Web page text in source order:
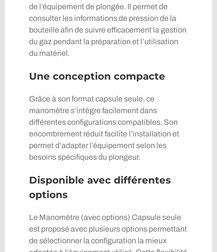
de l’équipement de plongée. Il permet de
consulter les informations de pression de la
bouteille afin de suivre efficacement la gestion
du gaz pendant la préparation et l’utilisation
du matériel.
Une conception compacte
Grâce à son format capsule seule, ce
manomètre s’intègre facilement dans
différentes configurations compatibles. Son
encombrement réduit facilite l’installation et
permet d’adapter l’équipement selon les
besoins spécifiques du plongeur.
Disponible avec différentes
options
Le Manomètre (avec options) Capsule seule
est proposé avec plusieurs options permettant
de sélectionner la configuration la mieux